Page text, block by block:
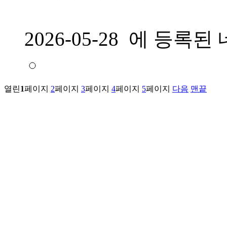
2026-05-28 에 등록된
열린1페이지 2페이지 3페이지 4페이지 5페이지 다음 맨끝